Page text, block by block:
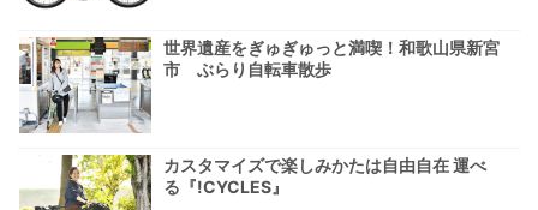
世界遺産をぎゅぎゅっと満喫！和歌山県新宮
市 ぶらり自転車散歩
カスタマイズで楽しみかたは自由自在 運べ
る『!CYCLES』